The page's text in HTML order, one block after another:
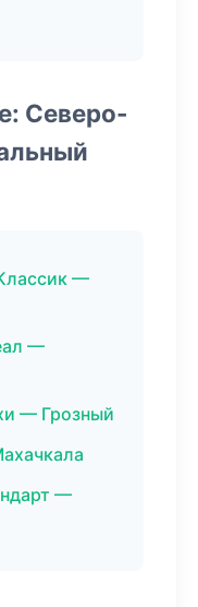
Северо-
—
—
— Грозный
—